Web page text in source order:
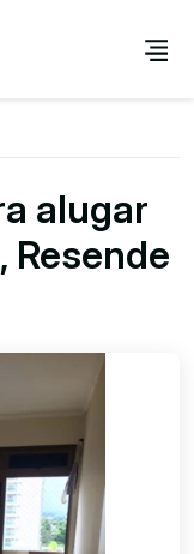
alugar
Resende